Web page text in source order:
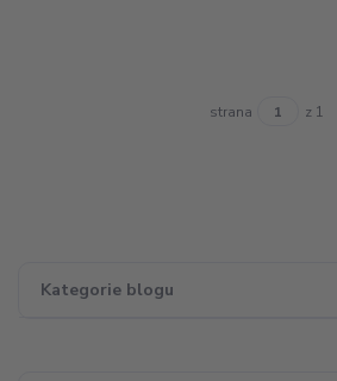
Kategorie blogu
strana z 1